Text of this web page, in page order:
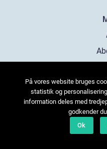
På vores website bruges
statistik og
information deles med
godkender
Ok